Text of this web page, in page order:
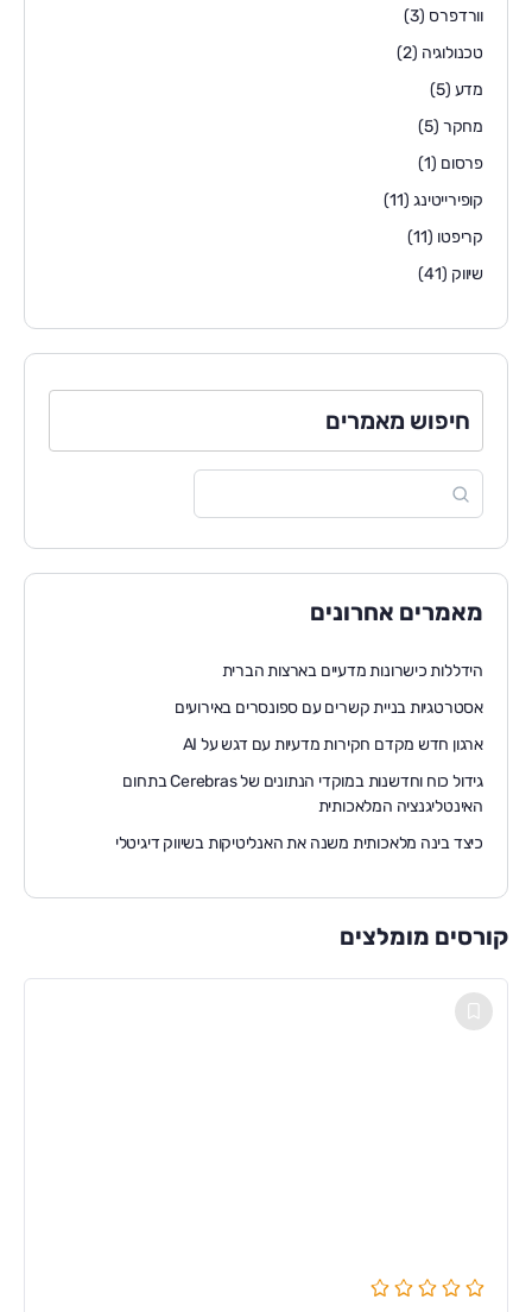
וורדפרס (3)
טכנולוגיה (2)
מדע (5)
מחקר (5)
פרסום (1)
קופירייטינג(11)
קריפטו (11)
שיווק (41)
חיפוש מאמרים
מאמרים אחרונים
הידללות כישרונות מדעיים בארצות הברית
אסטרטגיות בניית קשרים עם ספונסרים באירועים
ארגון חדש מקדם חקירות מדעיות עם דגש על AI
גידול כוח וחדשנות במוקדי הנתונים של Cerebras בתחום
האינטליגנציה המלאכותית
כיצד בינה מלאכותית משנה את האנליטיקות בשיווק דיגיטלי
קורסים מומלצים